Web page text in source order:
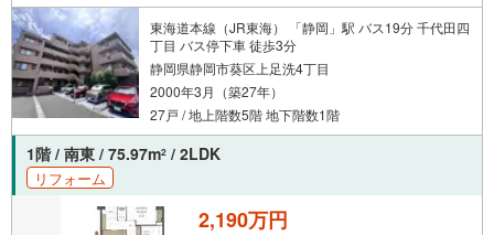
東海道本線（JR東海） 「静岡」駅 バス19分 千代田四
丁目 バス停下車 徒歩3分
静岡県静岡市葵区上足洗4丁目
2000年3月（築27年）
27戸 / 地上階数5階 地下階数1階
1階 / 南東 / 75.97m2 / 2LDK
リフォーム
2,190万円